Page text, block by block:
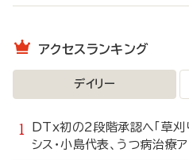
アクセスランキング
デイリー
DTx初の2段階承認へ「草
シス・小島代表、うつ病治療